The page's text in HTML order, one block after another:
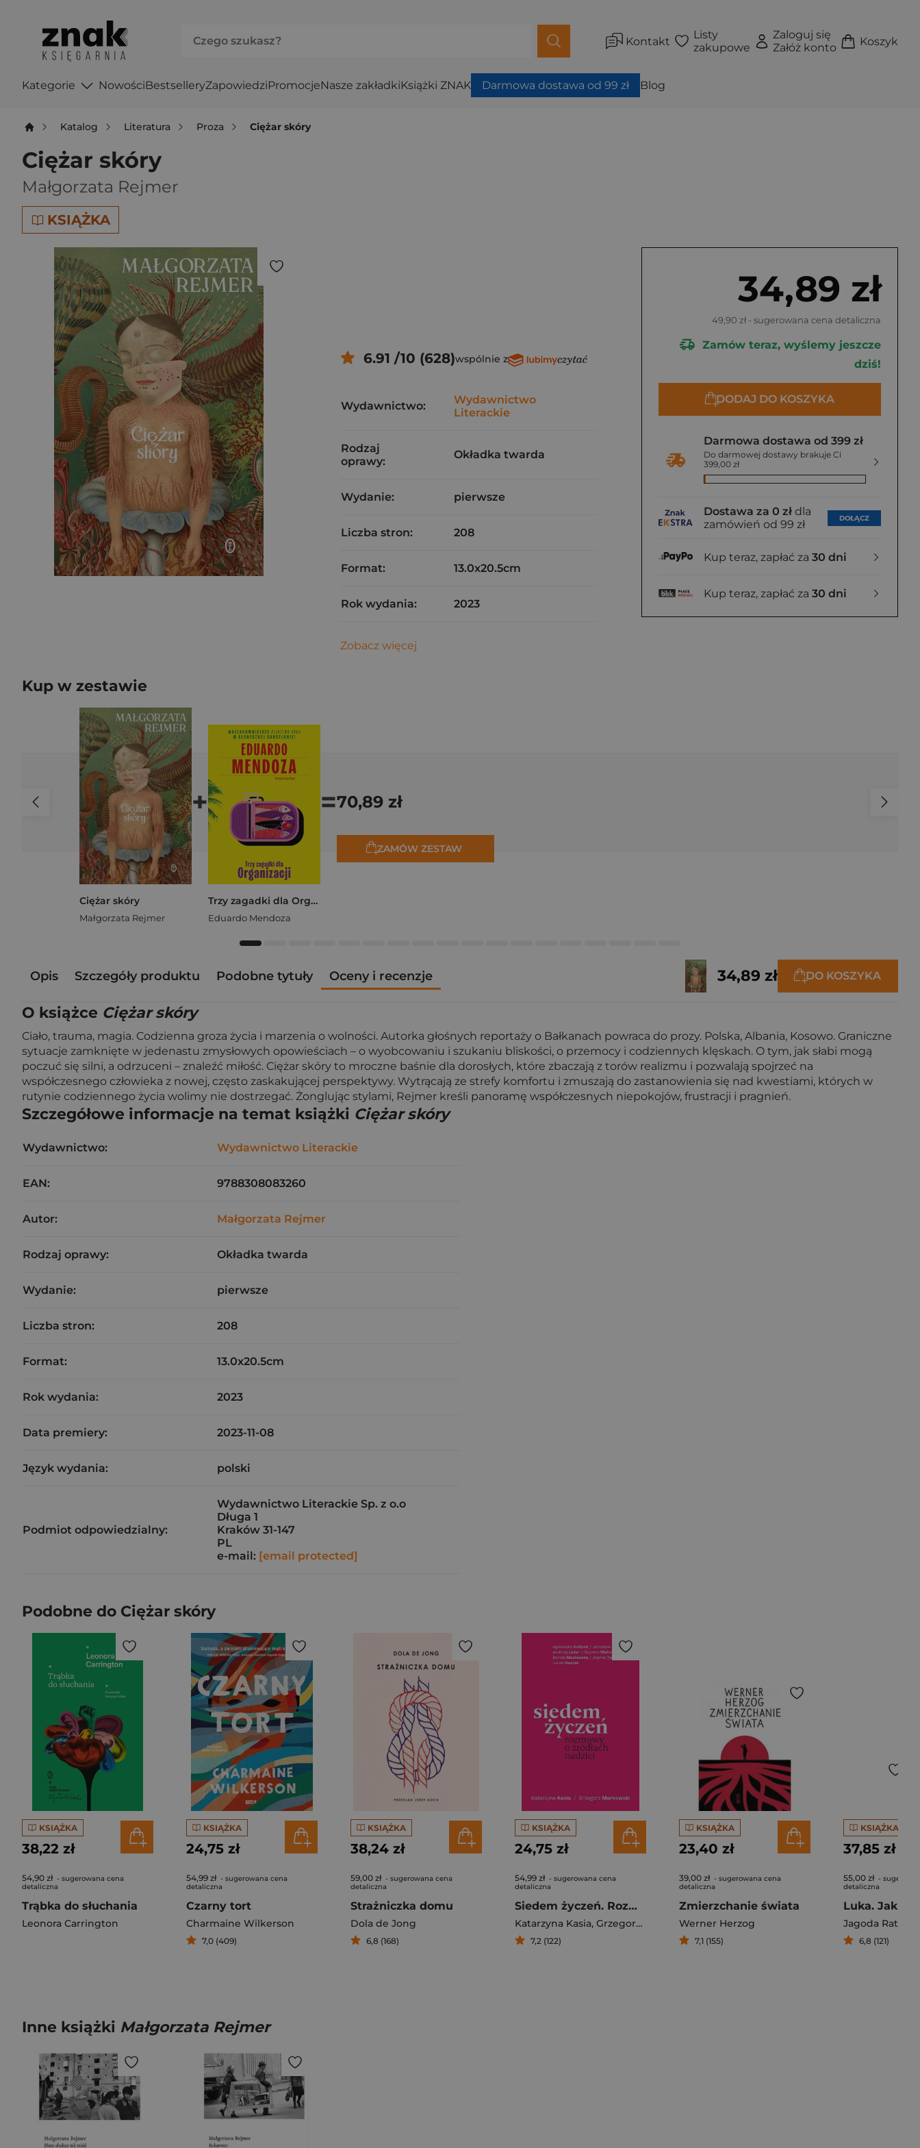
Kontakt
Listy
zakupowe
Zaloguj się
Załóż konto
Koszyk
Kategorie NowościBestselleryZapowiedziPromocjeNasze zakładkiKsiążki ZNAK Darmowa dostawa od 99 zł Blog
Katalog Literatura Proza Ciężar skóry
Ciężar skóry
Małgorzata Rejmer
KSIĄŻKA
34,89 zł
49,90 zł - sugerowana cena detaliczna
Zamów teraz, wyślemy jeszcze
dziś!
DODAJ DO KOSZYKA
Darmowa dostawa od 399 zł
Do darmowej dostawy brakuje Ci
399,00 zł
Dostawa za 0 zł dla
zamówień od 99 zł
DOŁĄCZ
Kup teraz, zapłać za 30 dni
Kup teraz, zapłać za 30 dni
6.91 /10 (628)wspólnie z
Wydawnictwo:
Wydawnictwo
Literackie
Rodzaj
oprawy:
Okładka twarda
Wydanie: pierwsze
Liczba stron: 208
Format: 13.0x20.5cm
Rok wydania: 2023
Zobacz więcej
Kup w zestawie
Ciężar skóry
Małgorzata Rejmer
+
Trzy zagadki dla Organizacji
Eduardo Mendoza
=70,89 zł
ZAMÓW ZESTAW
Opis Szczegóły produktu Podobne tytuły Oceny i recenzje 34,89 zł DO KOSZYKA
O książce Ciężar skóry
Ciało, trauma, magia. Codzienna groza życia i marzenia o wolności. Autorka głośnych reportaży o Bałkanach powraca do prozy. Polska, Albania, Kosowo. Graniczne
sytuacje zamknięte w jedenastu zmysłowych opowieściach – o wyobcowaniu i szukaniu bliskości, o przemocy i codziennych klęskach. O tym, jak słabi mogą
poczuć się silni, a odrzuceni – znaleźć miłość. Ciężar skóry to mroczne baśnie dla dorosłych, które zbaczają z torów realizmu i pozwalają spojrzeć na
współczesnego człowieka z nowej, często zaskakującej perspektywy. Wytrącają ze strefy komfortu i zmuszają do zastanowienia się nad kwestiami, których w
rutynie codziennego życia wolimy nie dostrzegać. Żonglując stylami, Rejmer kreśli panoramę współczesnych niepokojów, frustracji i pragnień.
Szczegółowe informacje na temat książki Ciężar skóry
Wydawnictwo: Wydawnictwo Literackie
EAN: 9788308083260
Autor: Małgorzata Rejmer
Rodzaj oprawy: Okładka twarda
Wydanie: pierwsze
Liczba stron: 208
Format: 13.0x20.5cm
Rok wydania: 2023
Data premiery: 2023-11-08
Język wydania: polski
Podmiot odpowiedzialny:
Wydawnictwo Literackie Sp. z o.o
Długa 1
Kraków 31-147
PL
e-mail: [email protected]
Podobne do Ciężar skóry
KSIĄŻKA
38,22 zł
54,90 zł - sugerowana cena
detaliczna
Trąbka do słuchania
Leonora Carrington
KSIĄŻKA
24,75 zł
54,99 zł - sugerowana cena
detaliczna
Czarny tort
Charmaine Wilkerson
7,0 (409)
KSIĄŻKA
38,24 zł
59,00 zł - sugerowana cena
detaliczna
Strażniczka domu
Dola de Jong
6,8 (168)
KSIĄŻKA
24,75 zł
54,99 zł - sugerowana cena
detaliczna
Siedem życzeń. Rozmowy o źródłach nadziei
Katarzyna Kasia, Grzegorz Markowski
7,2 (122)
KSIĄŻKA
23,40 zł
39,00 zł - sugerowana cena
detaliczna
Zmierzchanie świata
Werner Herzog
7,1 (155)
KSIĄŻKA
37,85 zł
55,00 zł -
detaliczna
Jagoda
6,8 (121)
Inne książki Małgorzata Rejmer